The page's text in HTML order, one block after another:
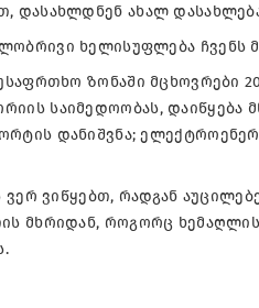
დასახლდნენ ახალ
ხელისუფლება ჩვენს
ზონაში მცხოვრები
საიმედოობას, დაიწყება
დანიშვნა;
ვერ ვიწყებთ, რადგან
მხრიდან, როგორც